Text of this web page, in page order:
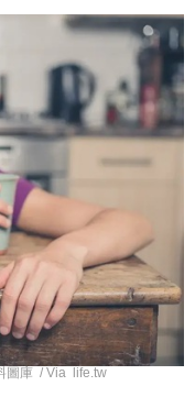
圖庫 / Via life.tw